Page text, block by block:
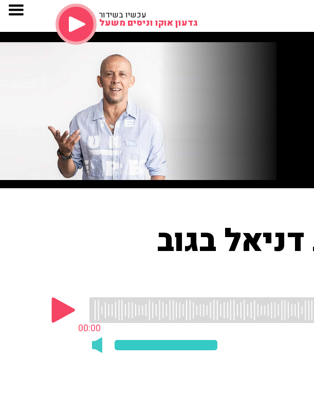
עכשיו בשידור
גדעון אוקו וניסים משעל
בגוב
00:00